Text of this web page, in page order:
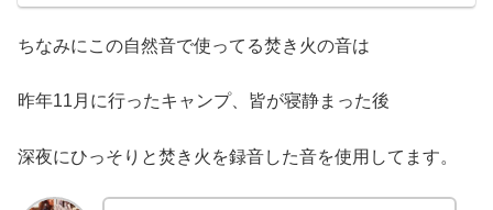
ちなみにこの自然音で使ってる焚き火の音は
昨年11月に行ったキャンプ、皆が寝静まった後
深夜にひっそりと焚き火を録音した音を使用してます。